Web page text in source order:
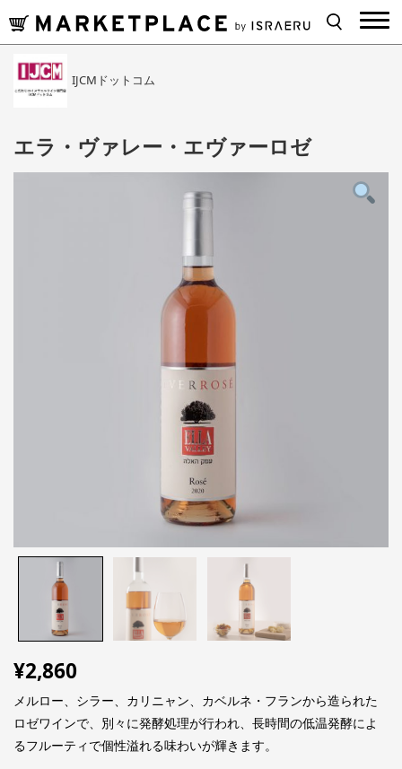
IJCMドットコム
エラ・ヴァレー・エヴァーロゼ
¥2,860
メルロー、シラー、カリニャン、カベルネ・フランから造られた
ロゼワインで、別々に発酵処理が行われ、長時間の低温発酵によ
るフルーティで個性溢れる味わいが輝きます。